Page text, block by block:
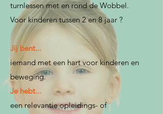
turnlessen met en rond de Wobbel.
Voor kinderen tussen 2 en 8 jaar ?
Jij bent...
iemand met een hart voor kinderen en
beweging.
Je hebt...
een relevantie opleidings- of